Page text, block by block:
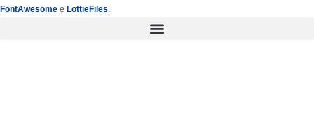
FontAwesome e LottieFiles.